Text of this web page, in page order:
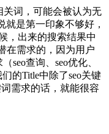
词，可能会被认为无
是第一印象不够好，
，出来的搜索结果中
在需求的，因为用户
seo查询、seo优化、
的Title中除了seo关键
需求的话，就能很容